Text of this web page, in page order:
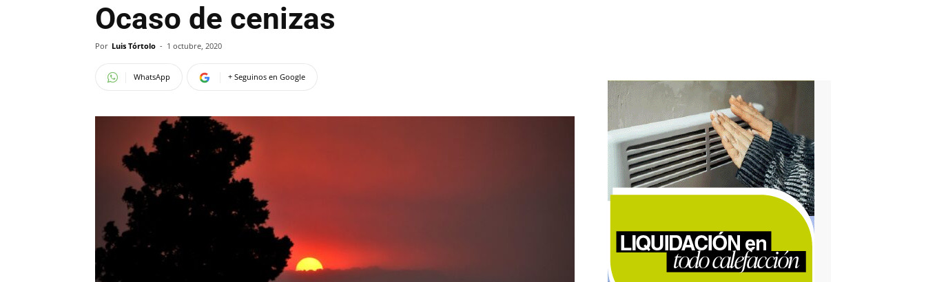
Ocaso de cenizas
Por Luis Tórtolo - 1 octubre, 2020
WhatsApp + Seguinos en Google